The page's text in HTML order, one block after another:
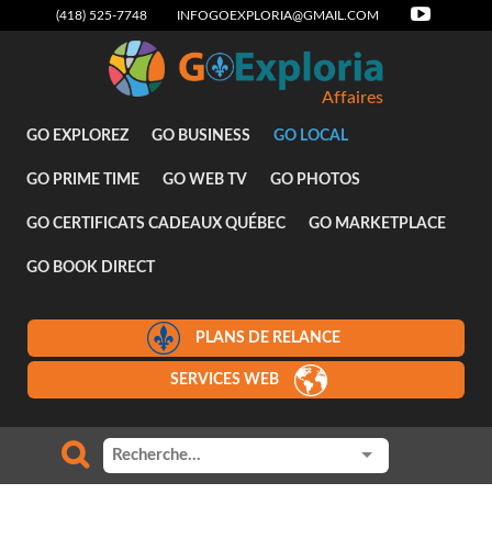
(418) 525-7748 INFOGOEXPLORIA@GMAIL.COM
Affaires
GO EXPLOREZ GO BUSINESS GO LOCAL
GO PRIME TIME GO WEB TV GO PHOTOS
GO CERTIFICATS CADEAUX QUÉBEC GO MARKETPLACE
GO BOOK DIRECT
PLANS DE RELANCE
SERVICES WEB